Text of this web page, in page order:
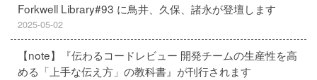
Forkwell Library#93 に鳥井、久保、諸永が登壇します
2025-05-02
【note】『伝わるコードレビュー 開発チームの生産性を高
める「上手な伝え方」の教科書』が刊行されます